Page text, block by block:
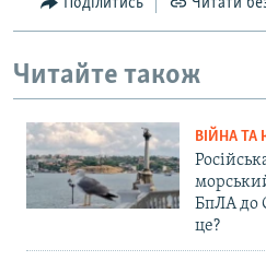
Поділитись Читати
Читайте також
ВІЙНА ТА
БпЛА до
це?